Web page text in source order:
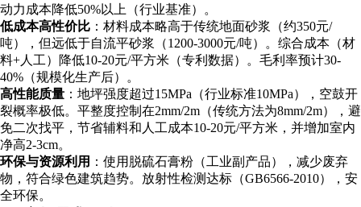
动力成本降低50%以上（行业基准）。
低成本高性价比 ：材料成本略高于传统地面砂浆（约350元/
吨），但远低于自流平砂浆（1200-3000元/吨）。综合成本（材
料+人工）降低10-20元/平方米（专利数据）。毛利率预计30-
40%（规模化生产后）。
高性能质量 ：地坪强度超过15MPa（行业标准10MPa），空鼓开
裂概率极低。平整度控制在2mm/2m（传统方法为8mm/2m），避
免二次找平，节省辅料和人工成本10-20元/平方米，并增加室内
净高2-3cm。
环保与资源利用 ：使用脱硫石膏粉（工业副产品），减少废弃
物，符合绿色建筑趋势。放射性检测达标（GB6566-2010），安
全环保。